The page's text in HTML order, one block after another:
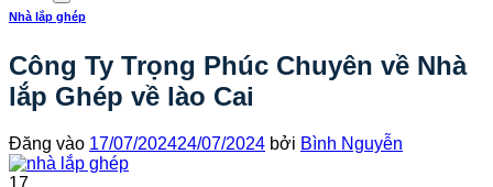
Nhà lắp ghép
Công Ty Trọng Phúc Chuyên về Nhà
lắp Ghép về lào Cai
Đăng vào 17/07/202424/07/2024 bởi Bình Nguyễn
17